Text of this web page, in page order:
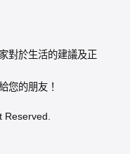
對於生活的建議及正
您的朋友！